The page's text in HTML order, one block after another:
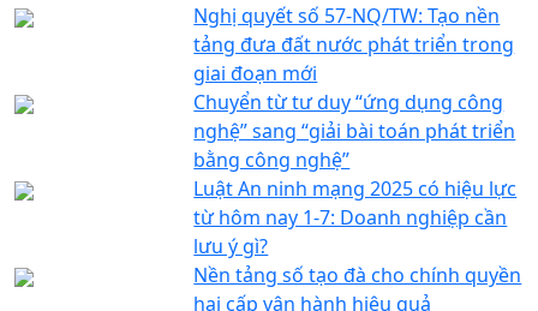
Nghị quyết số 57-NQ/TW: Tạo nền
tảng đưa đất nước phát triển trong
giai đoạn mới
Chuyển từ tư duy “ứng dụng công
nghệ” sang “giải bài toán phát triển
bằng công nghệ”
Luật An ninh mạng 2025 có hiệu lực
từ hôm nay 1-7: Doanh nghiệp cần
lưu ý gì?
Nền tảng số tạo đà cho chính quyền
hai cấp vận hành hiệu quả